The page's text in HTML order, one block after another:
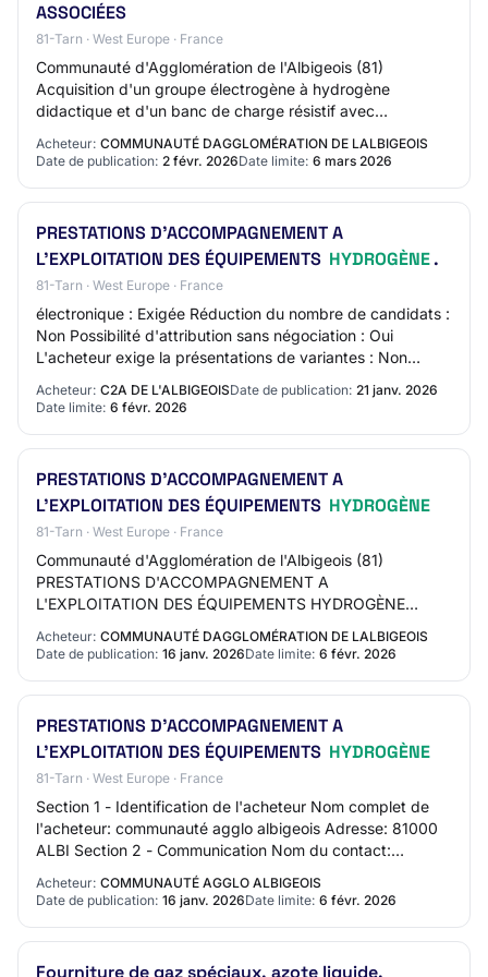
ASSOCIÉES
81-Tarn · West Europe · France
Communauté d'Agglomération de l'Albigeois (81)
Acquisition d'un groupe électrogène à hydrogène
didactique et d'un banc de charge résistif avec
prestations de service associées Référence CA-
Albigeois_…
Acheteur: COMMUNAUTÉ DAGGLOMÉRATION DE LALBIGEOIS
Date de publication: 2 févr. 2026Date limite: 6 mars 2026
PRESTATIONS D'ACCOMPAGNEMENT A
L'EXPLOITATION DES ÉQUIPEMENTS HYDROGÈNE.
81-Tarn · West Europe · France
électronique : Exigée Réduction du nombre de candidats :
Non Possibilité d'attribution sans négociation : Oui
L'acheteur exige la présentations de variantes : Non
Acheteur: C2A DE L'ALBIGEOISDate de publication: 21 janv. 2026
Date limite: 6 févr. 2026
PRESTATIONS D'ACCOMPAGNEMENT A
L'EXPLOITATION DES ÉQUIPEMENTS HYDROGÈNE
81-Tarn · West Europe · France
Communauté d'Agglomération de l'Albigeois (81)
PRESTATIONS D'ACCOMPAGNEMENT A
L'EXPLOITATION DES ÉQUIPEMENTS HYDROGÈNE
Référence CA-Albigeois_81_20260116W2_01 Type de
marché / Type de prestation Publ…
Acheteur: COMMUNAUTÉ DAGGLOMÉRATION DE LALBIGEOIS
Date de publication: 16 janv. 2026Date limite: 6 févr. 2026
PRESTATIONS D'ACCOMPAGNEMENT A
L'EXPLOITATION DES ÉQUIPEMENTS HYDROGÈNE
81-Tarn · West Europe · France
Section 1 - Identification de l'acheteur Nom complet de
l'acheteur: communauté agglo albigeois Adresse: 81000
ALBI Section 2 - Communication Nom du contact:
c2albigeois Adresse mail du contact: N/C N…
Acheteur: COMMUNAUTÉ AGGLO ALBIGEOIS
Date de publication: 16 janv. 2026Date limite: 6 févr. 2026
Fourniture de gaz spéciaux, azote liquide,